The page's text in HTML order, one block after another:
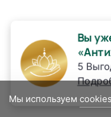
Мы используем cookies
Вы
5